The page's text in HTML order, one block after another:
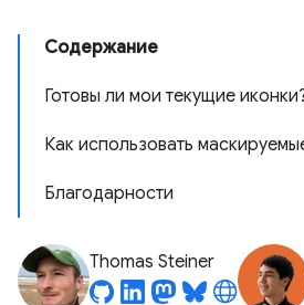
Содержание
Готовы ли мои текущие
Как использовать
Благодарности
Thomas Steiner